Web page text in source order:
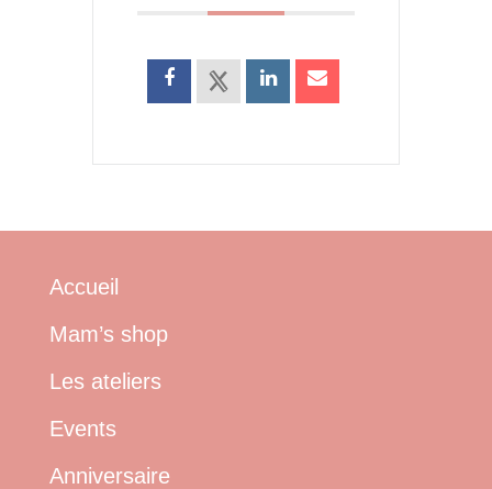
Accueil
Mam’s shop
Les ateliers
Events
Anniversaire